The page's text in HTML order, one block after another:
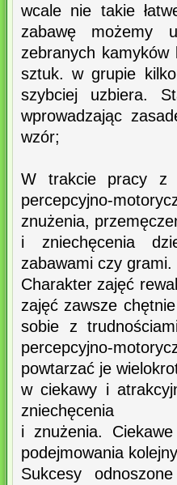
wcale nie takie
zabawę możemy
zebranych
sztuk. w grupie
szybciej uzbiera.
wprowadzając
wzór;
W trakcie pracy z
percepcyjno-
znużenia,
i zniechęcenia
zabawami czy grami.
Charakter zajęć
zajęć zawsze
sobie z
percepcyjno-
powtarzać je
w ciekawy i
zniechęcenia
i znużenia.
podejmowania
Sukcesy